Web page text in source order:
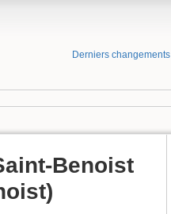
Derniers changements
Benoist